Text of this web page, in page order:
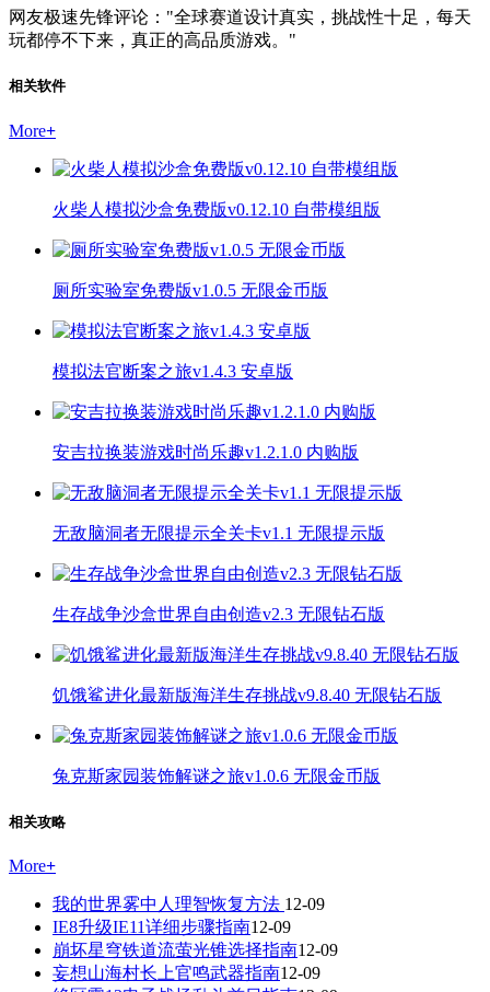
网友极速先锋评论："全球赛道设计真实，挑战性十足，每天
玩都停不下来，真正的高品质游戏。"
相关软件
More+
火柴人模拟沙盒免费版v0.12.10 自带模组版
厕所实验室免费版v1.0.5 无限金币版
模拟法官断案之旅v1.4.3 安卓版
安吉拉换装游戏时尚乐趣v1.2.1.0 内购版
无敌脑洞者无限提示全关卡v1.1 无限提示版
生存战争沙盒世界自由创造v2.3 无限钻石版
饥饿鲨进化最新版海洋生存挑战v9.8.40 无限钻石版
兔克斯家园装饰解谜之旅v1.0.6 无限金币版
相关攻略
More+
我的世界雾中人理智恢复方法 12-09
IE8升级IE11详细步骤指南12-09
崩坏星穹铁道流萤光锥选择指南12-09
妄想山海村长上官鸣武器指南12-09